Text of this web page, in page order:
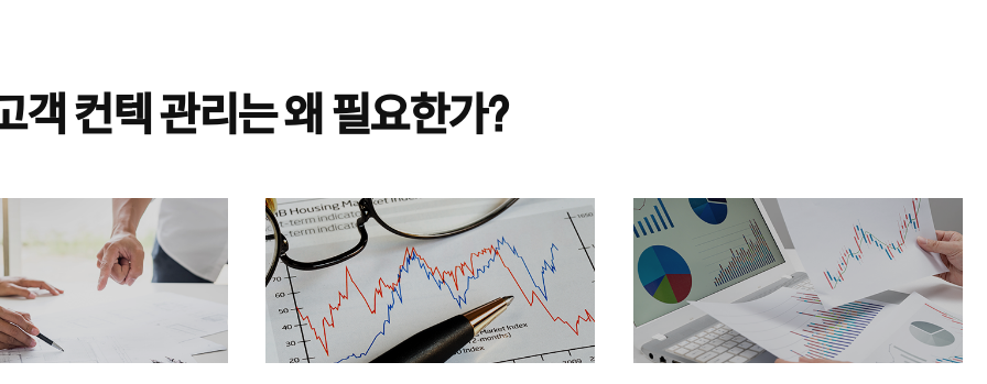
객 컨텍 관리는 왜 필요한가?